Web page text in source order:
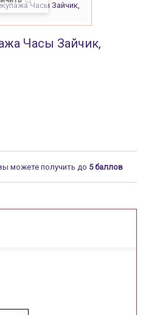
Часы Зайчик,
можете получить до 5баллов